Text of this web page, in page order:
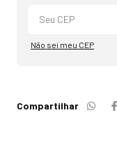
Não sei meu CEP
Compartilhar